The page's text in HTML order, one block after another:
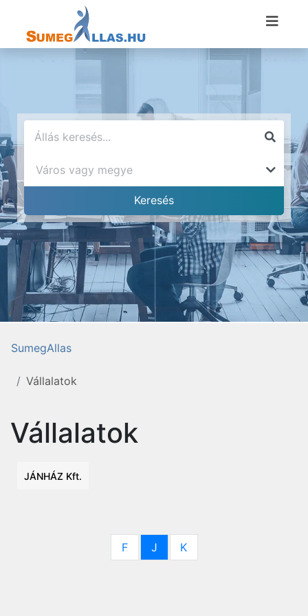
SumegAllas
Vállalatok
Vállalatok
JÁNHÁZ Kft.
F J K